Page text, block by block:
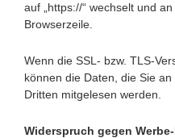
auf „https://“ wechselt und
Browserzeile.
Wenn die SSL- bzw. TLS-
können die Daten, die Sie
Dritten mitgelesen werden.
Widerspruch gegen